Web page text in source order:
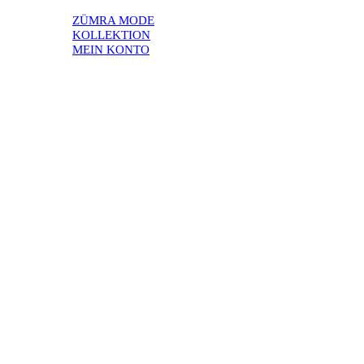
ZÜMRA MODE
KOLLEKTION
MEIN KONTO